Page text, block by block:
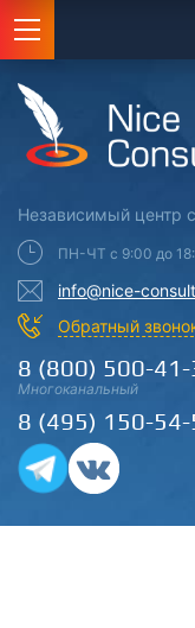
Независимый центр
ПН-ЧТ с 9:00 до
info@nice-
Обратный
8 (800) 500-41-
Многоканальный
8 (495) 150-54-